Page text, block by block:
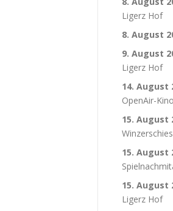
Ligerz Hof
8. August
9. August
Ligerz Hof
14. August
OpenAir-Kino
15. August
15. August
15. August
Ligerz Hof